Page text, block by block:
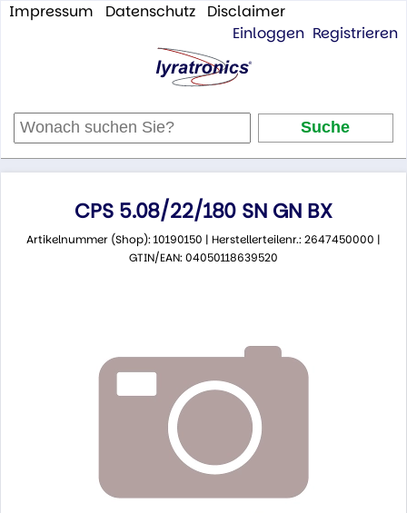
Impressum Datenschutz
Disclaimer
Einloggen Registrieren
CPS 5.08/22/180 SN GN BX
Artikelnummer (Shop): 10190150 | Herstellerteilenr.: 2647450000 |
GTIN/EAN: 04050118639520